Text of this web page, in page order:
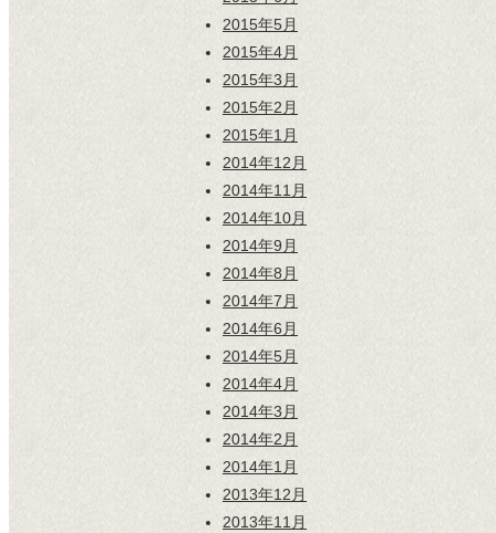
2015年5月
2015年4月
2015年3月
2015年2月
2015年1月
2014年12月
2014年11月
2014年10月
2014年9月
2014年8月
2014年7月
2014年6月
2014年5月
2014年4月
2014年3月
2014年2月
2014年1月
2013年12月
2013年11月